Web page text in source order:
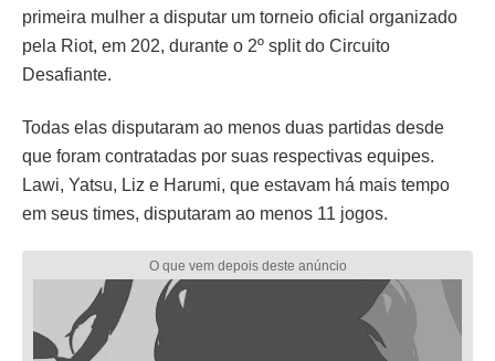
primeira mulher a disputar um torneio oficial organizado
pela Riot, em 202, durante o 2º split do Circuito
Desafiante.
Todas elas disputaram ao menos duas partidas desde
que foram contratadas por suas respectivas equipes.
Lawi, Yatsu, Liz e Harumi, que estavam há mais tempo
em seus times, disputaram ao menos 11 jogos.